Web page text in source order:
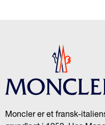
Moncler er et fransk-